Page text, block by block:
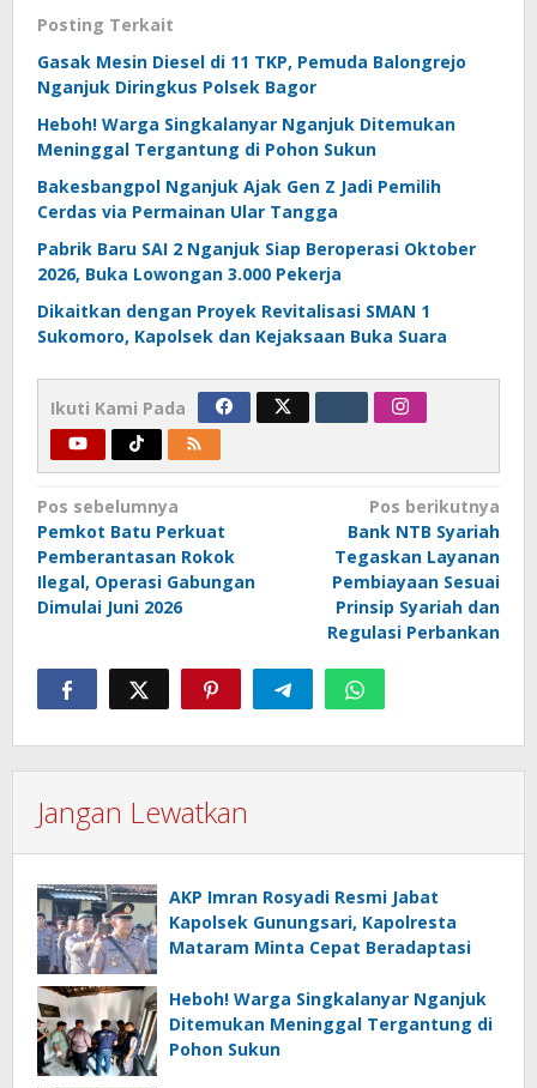
Posting Terkait
Gasak Mesin Diesel di 11 TKP, Pemuda Balongrejo
Nganjuk Diringkus Polsek Bagor
Heboh! Warga Singkalanyar Nganjuk Ditemukan
Meninggal Tergantung di Pohon Sukun
Bakesbangpol Nganjuk Ajak Gen Z Jadi Pemilih
Cerdas via Permainan Ular Tangga
Pabrik Baru SAI 2 Nganjuk Siap Beroperasi Oktober
2026, Buka Lowongan 3.000 Pekerja
Dikaitkan dengan Proyek Revitalisasi SMAN 1
Sukomoro, Kapolsek dan Kejaksaan Buka Suara
Ikuti Kami Pada
Navigasi
pos
Pos sebelumnya
Pemkot Batu Perkuat
Pemberantasan Rokok
Ilegal, Operasi Gabungan
Dimulai Juni 2026
Pos berikutnya
Bank NTB Syariah
Tegaskan Layanan
Pembiayaan Sesuai
Prinsip Syariah dan
Regulasi Perbankan
Jangan Lewatkan
AKP Imran Rosyadi Resmi Jabat
Kapolsek Gunungsari, Kapolresta
Mataram Minta Cepat Beradaptasi
Heboh! Warga Singkalanyar Nganjuk
Ditemukan Meninggal Tergantung di
Pohon Sukun